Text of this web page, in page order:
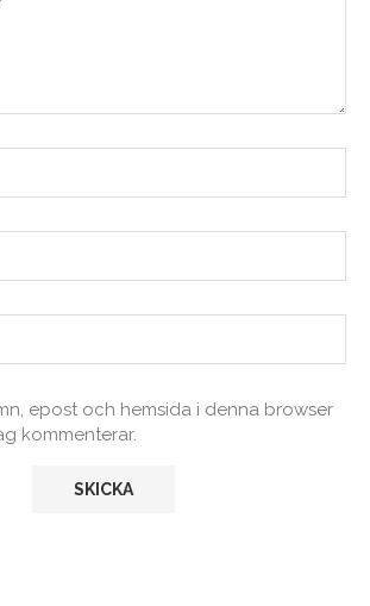
epost och hemsida i denna browser
kommenterar.